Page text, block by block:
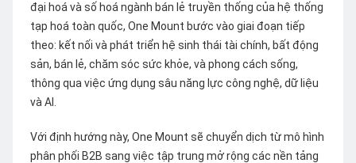
đại hoá và số hoá ngành bán lẻ truyền thống của hệ thống
tạp hoá toàn quốc, One Mount bước vào giai đoạn tiếp
theo: kết nối và phát triển hệ sinh thái tài chính, bất động
sản, bán lẻ, chăm sóc sức khỏe, và phong cách sống,
thông qua việc ứng dụng sâu năng lực công nghệ, dữ liệu
và AI.
Với định hướng này, One Mount sẽ chuyển dịch từ mô hình
phân phối B2B sang việc tập trung mở rộng các nền tảng